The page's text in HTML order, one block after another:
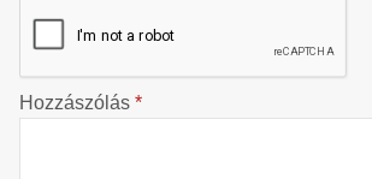
Hozzászólás *